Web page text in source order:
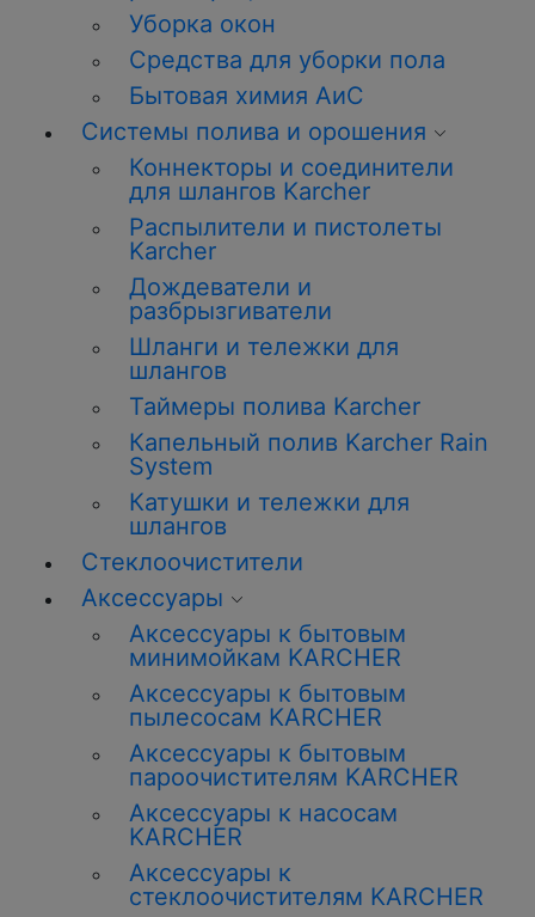
Уборка окон
Средства для уборки пола
Бытовая химия АиС
Системы полива и орошения
Коннекторы и соединители
для шлангов Karcher
Распылители и пистолеты
Karcher
Дождеватели и
разбрызгиватели
Шланги и тележки для
шлангов
Таймеры полива Karcher
Капельный полив Karcher Rain
System
Катушки и тележки для
шлангов
Стеклоочистители
Аксессуары
Аксессуары к бытовым
минимойкам KARCHER
Аксессуары к бытовым
пылесосам KARCHER
Аксессуары к бытовым
пароочистителям KARCHER
Аксессуары к насосам
KARCHER
Аксессуары к
стеклоочистителям KARCHER